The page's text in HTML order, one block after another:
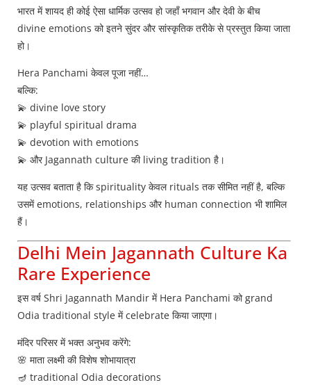
भारत में शायद ही कोई ऐसा धार्मिक उत्सव हो जहाँ भगवान और देवी के बीच
divine emotions को इतने सुंदर और सांस्कृतिक तरीके से प्रस्तुत किया जाता
हो।
Hera Panchami केवल पूजा नहीं…
बल्कि:
💫 divine love story
💫 playful spiritual drama
💫 devotion with emotions
💫 और Jagannath culture की living tradition है।
यह उत्सव बताता है कि spirituality केवल rituals तक सीमित नहीं है, बल्कि
उसमें emotions, relationships और human connection भी शामिल
हैं।
Delhi Mein Jagannath Culture Ka
Rare Experience
इस वर्ष Shri Jagannath Mandir में Hera Panchami को grand
Odia traditional style में celebrate किया जाएगा।
मंदिर परिसर में भक्त अनुभव करेंगे:
🌸 माता लक्ष्मी की विशेष शोभायात्रा
🪔 traditional Odia decorations